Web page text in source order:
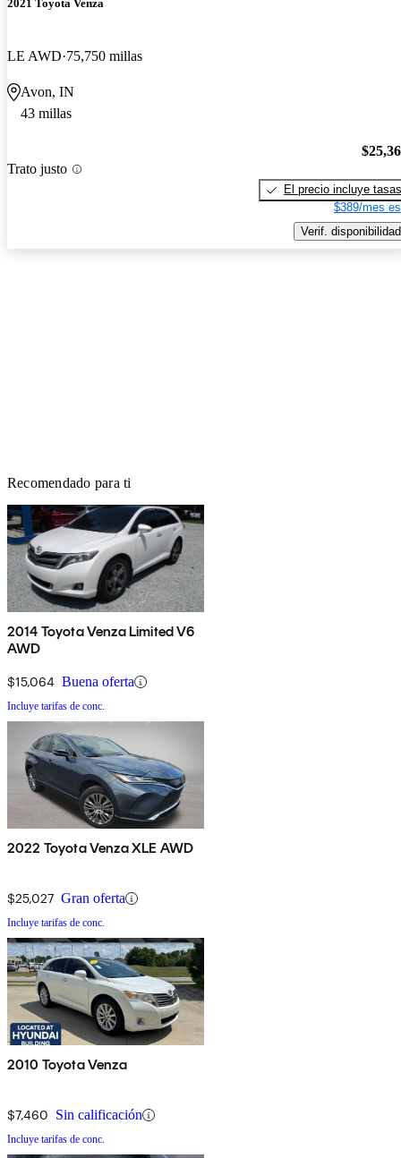
2021 Toyota Venza
LE AWD 75,750 millas
Avon, IN
43 millas
Trato justo
El precio incluye tasas
$389/mes
Verif. disponibilidad
Recomendado para ti
2014 Toyota Venza Limited V6
AWD
$15,064 Buena oferta
Incluye tarifas de conc.
2022 Toyota Venza XLE AWD
$25,027 Gran oferta
Incluye tarifas de conc.
2010 Toyota Venza
$7,460 Sin calificación
Incluye tarifas de conc.